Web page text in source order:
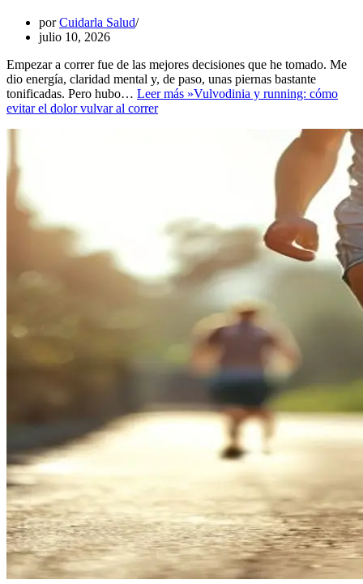
porCuidarla Salud
julio 10, 2026
Empezar a correr fue de las mejores decisiones que he tomado. Me
dio energía, claridad mental y, de paso, unas piernas bastante
tonificadas. Pero hubo… Leer más »Vulvodinia y running: cómo
evitar el dolor vulvar al correr